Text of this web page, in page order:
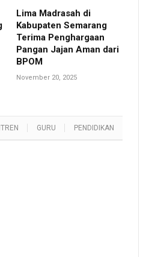
Lima Madrasah di
Kabupaten Semarang
Terima Penghargaan
Pangan Jajan Aman dari
BPOM
November 20, 2025
GURU PENDIDIKAN